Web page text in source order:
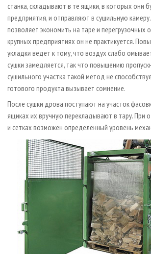
станка, складывают в те ящики, в которых они
предприятия, и отправляют в сушильную
позволяет экономить на таре и перегрузочных
крупных предприятиях он не практикуется.
укладки ведет к тому, что воздух слабо
сушки замедляется, так что повышению
сушильного участка такой метод не
готового продукта вызывает сомнение.
После сушки дрова поступают на участок
ящиках их вручную перекладывают в тару. При
и сетках возможен определенный уровень